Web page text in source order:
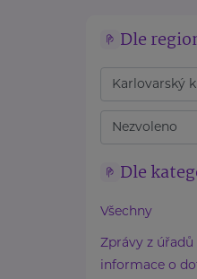
Dle
Dle
Všechny
Zprávy z úřadů
informace o